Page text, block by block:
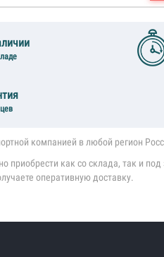
компанией в любой регион
приобрести как со склада, так и
оперативную доставку.